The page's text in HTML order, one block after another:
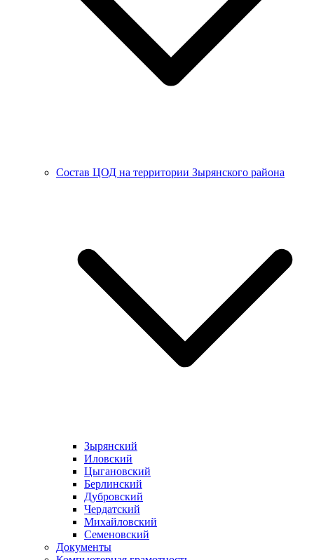
Состав ЦОД на территории Зырянского района
Зырянский
Иловский
Цыгановский
Берлинский
Дубровский
Чердатский
Михайловский
Семеновский
Документы